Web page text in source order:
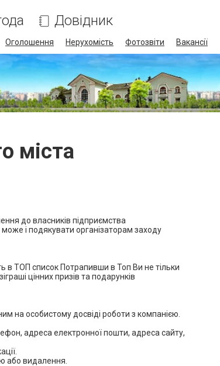
Довідник
Оголошення Нерухомість Фотозвіти Вакансії
міста
до власників підприємства
і подякувати організаторам заходу
в ТОП список Потрапивши в Топ Ви не тільки
цінних призів та подарунків
на особистому досвіді роботи з компанією.
адреса електронної пошти, адреса сайту,
або видалення.